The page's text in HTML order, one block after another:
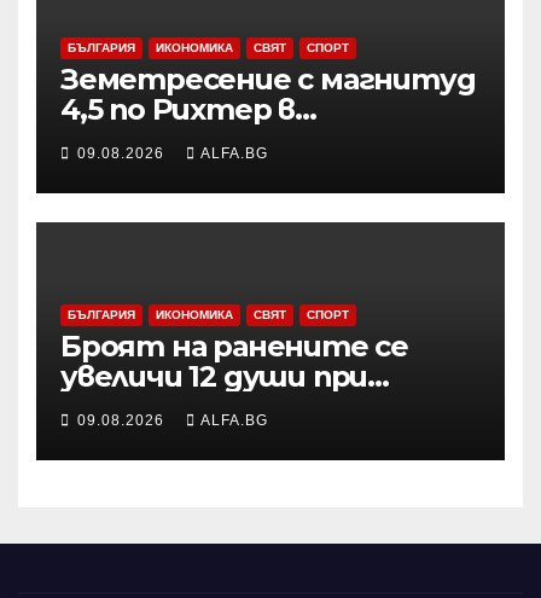
БЪЛГАРИЯ ИКОНОМИКА СВЯТ СПОРТ
Земетресение с магнитуд
4,5 по Рихтер в
Югоизточна Турция; няма
данни за пострадали и
разрушения
09.08.2026 ALFA.BG
БЪЛГАРИЯ ИКОНОМИКА СВЯТ СПОРТ
Броят на ранените се
увеличи 12 души при
нощната атака в Одеса,
съобщи областният
управител
09.08.2026 ALFA.BG